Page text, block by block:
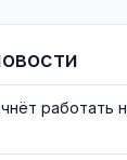
работать